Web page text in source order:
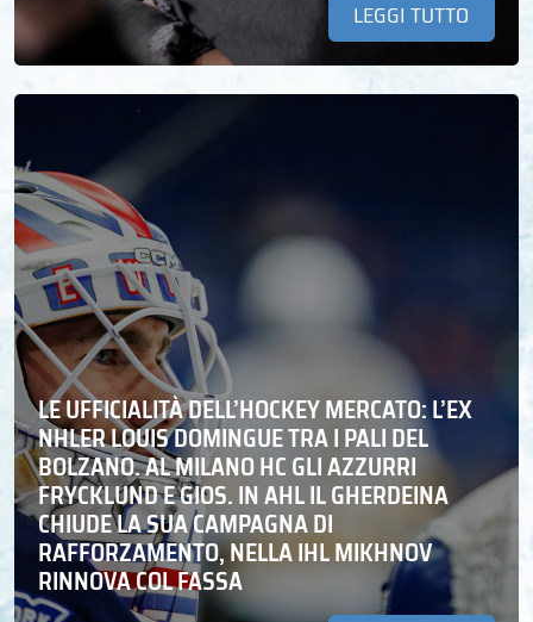
LEGGI TUTTO
LE UFFICIALITÀ DELL’HOCKEY MERCATO: L’EX
NHLER LOUIS DOMINGUE TRA I PALI DEL
BOLZANO. AL MILANO HC GLI AZZURRI
FRYCKLUND E GIOS. IN AHL IL GHERDEINA
CHIUDE LA SUA CAMPAGNA DI
RAFFORZAMENTO, NELLA IHL MIKHNOV
RINNOVA COL FASSA